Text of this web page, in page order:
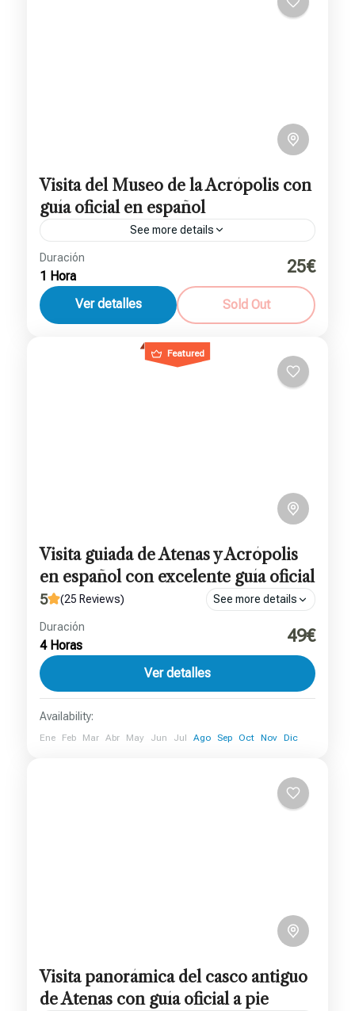
Visita del Museo de la Acrópolis con
guía oficial en español
See more details
Atenas
Duración
1 Hora 25€
Ver detalles Sold Out
Featured
Visita guiada de Atenas y Acrópolis
en español con excelente guía oficial
5 (25 Reviews) See more details
Excelente guía oficial en vivo
Duración
4 Horas 49€
Ver detalles
Availability:
Ene Feb Mar Abr May Jun Jul Ago Sep Oct Nov Dic
Visita panorámica del casco antiguo
de Atenas con guía oficial a pie